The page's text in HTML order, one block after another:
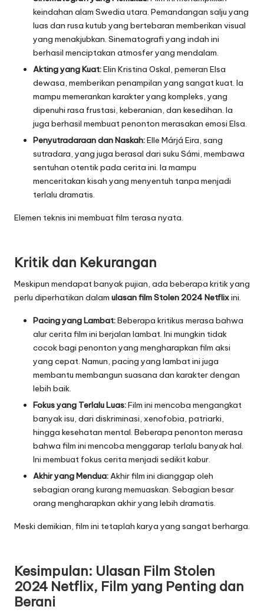
keindahan alam Swedia utara. Pemandangan salju yang
luas dan rusa kutub yang bertebaran memberikan visual
yang menakjubkan. Sinematografi yang indah ini
berhasil menciptakan atmosfer yang mendalam.
Akting yang Kuat:Elin Kristina Oskal, pemeran Elsa
dewasa, memberikan penampilan yang sangat kuat. Ia
mampu memerankan karakter yang kompleks, yang
dipenuhi rasa frustasi, keberanian, dan kesedihan. Ia
juga berhasil membuat penonton merasakan emosi Elsa.
Penyutradaraan dan Naskah:Elle Márjá Eira, sang
sutradara, yang juga berasal dari suku Sámi, membawa
sentuhan otentik pada cerita ini. Ia mampu
menceritakan kisah yang menyentuh tanpa menjadi
terlalu dramatis.
Elemen teknis ini membuat film terasa nyata.
Kritik dan Kekurangan
Meskipun mendapat banyak pujian, ada beberapa kritik yang
perlu diperhatikan dalam ulasan film Stolen 2024 Netflixini.
Pacing yang Lambat:Beberapa kritikus merasa bahwa
alur cerita film ini berjalan lambat. Ini mungkin tidak
cocok bagi penonton yang mengharapkan film aksi
yang cepat. Namun, pacing yang lambat ini juga
membantu membangun suasana dan karakter dengan
lebih baik.
Fokus yang Terlalu Luas:Film ini mencoba mengangkat
banyak isu, dari diskriminasi, xenofobia, patriarki,
hingga kesehatan mental. Beberapa penonton merasa
bahwa film ini mencoba menggarap terlalu banyak hal.
Ini membuat fokus cerita menjadi sedikit kabur.
Akhir yang Mendua:Akhir film ini dianggap oleh
sebagian orang kurang memuaskan. Sebagian besar
orang mengharapkan akhir yang lebih dramatis.
Meski demikian, film ini tetaplah karya yang sangat berharga.
Kesimpulan: Ulasan Film Stolen
2024 Netflix, Film yang Penting dan
Berani